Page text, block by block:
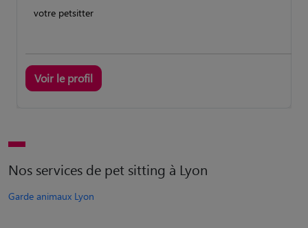
votre petsitter
Voir le profil
Nos services de pet sitting à Lyon
Garde animaux Lyon